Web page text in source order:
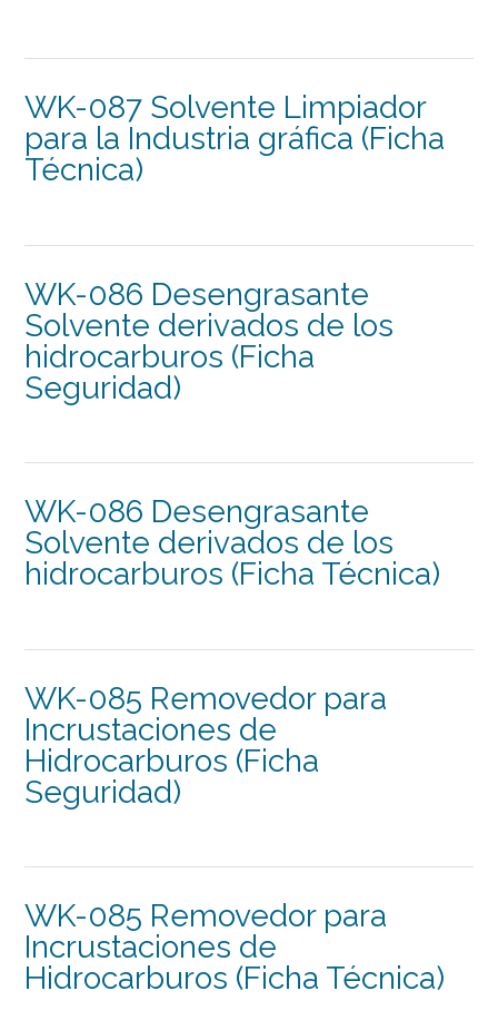
WK-087 Solvente Limpiador
para la Industria gráfica (Ficha
Técnica)
WK-086 Desengrasante
Solvente derivados de los
hidrocarburos (Ficha
Seguridad)
WK-086 Desengrasante
Solvente derivados de los
hidrocarburos (Ficha Técnica)
WK-085 Removedor para
Incrustaciones de
Hidrocarburos (Ficha
Seguridad)
WK-085 Removedor para
Incrustaciones de
Hidrocarburos (Ficha Técnica)